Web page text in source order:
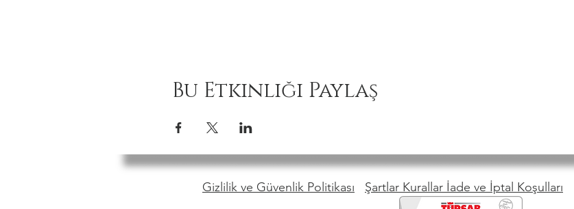
Bu Etkinliği Paylaş
Gizlilik ve Güvenlik Politikası Şartlar Kurallar İade ve İptal Koşulları